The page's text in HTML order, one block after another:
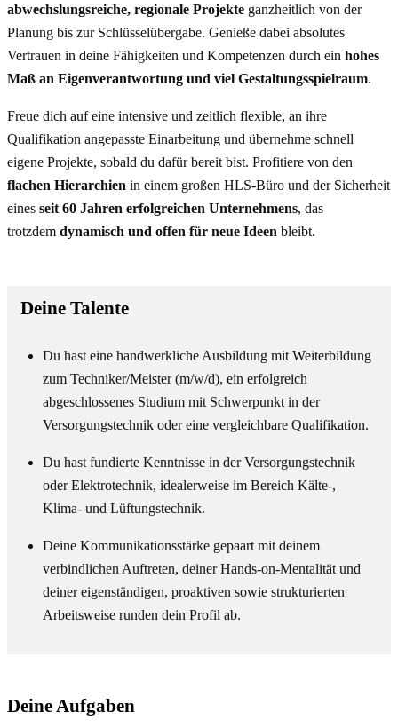
abwechslungsreiche, regionale Projekte ganzheitlich von der
Planung bis zur Schlüsselübergabe. Genieße dabei absolutes
Vertrauen in deine Fähigkeiten und Kompetenzen durch ein hohes
Maß an Eigenverantwortung und viel Gestaltungsspielraum.
Freue dich auf eine intensive und zeitlich flexible, an ihre
Qualifikation angepasste Einarbeitung und übernehme schnell
eigene Projekte, sobald du dafür bereit bist. Profitiere von den
flachen Hierarchien in einem großen HLS-Büro und der Sicherheit
eines seit 60 Jahren erfolgreichen Unternehmens, das
trotzdem dynamisch und offen für neue Ideen bleibt.
Deine Talente
Du hast eine handwerkliche Ausbildung mit Weiterbildung
zum Techniker/Meister (m/w/d), ein erfolgreich
abgeschlossenes Studium mit Schwerpunkt in der
Versorgungstechnik oder eine vergleichbare Qualifikation.
Du hast fundierte Kenntnisse in der Versorgungstechnik
oder Elektrotechnik, idealerweise im Bereich Kälte-,
Klima- und Lüftungstechnik.
Deine Kommunikationsstärke gepaart mit deinem
verbindlichen Auftreten, deiner Hands-on-Mentalität und
deiner eigenständigen, proaktiven sowie strukturierten
Arbeitsweise runden dein Profil ab.
Deine Aufgaben